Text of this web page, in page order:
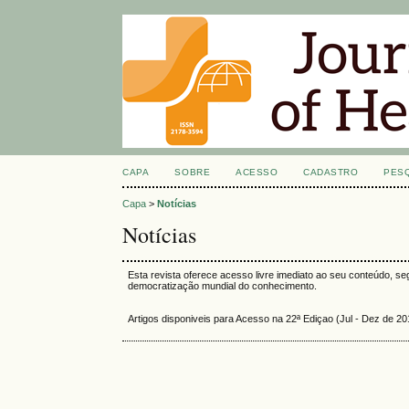
CAPA SOBRE ACESSO CADASTRO
Capa >Notícias
Notícias
Esta revista oferece acesso livre imediato ao seu conteúdo,
democratização mundial do conhecimento.
Artigos disponiveis para Acesso na 22ª Ediçao (Jul - Dez de